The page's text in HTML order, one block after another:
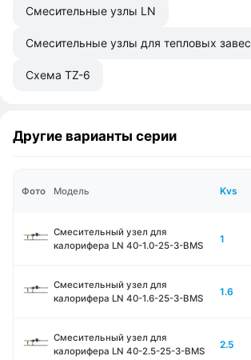
Смесительные узлы LN
Смесительные узлы для тепловых завес
Схема TZ-6
Другие варианты серии
Фото Модель Kvs
Смесительный узел для
калорифера LN 40-1.0-25-3-BMS
1
Смесительный узел для
калорифера LN 40-1.6-25-3-BMS
1.6
Смесительный узел для
калорифера LN 40-2.5-25-3-BMS
2.5